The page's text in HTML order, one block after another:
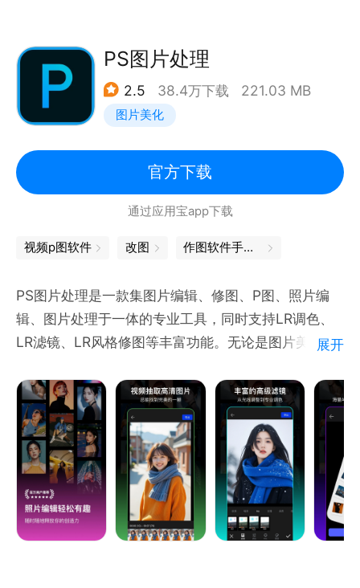
4.使用画笔进行绘画。
5.对图片的封闭区域进行着色填充。
6.按比例改变图片的大小。
7.把图片转换成jpeg，png或webp格式。
软件特点：
1.可以编辑大小超过屏幕的图片，用双指拖动来滚动图
2.可以同时打开两张图片，选择其中一张图片的区域，
3.调色板可以选择任意颜色。
4.支持撤销和重做。
PS图片处理
2.5 38.4万下载 221.03 MB
图片美化
官方下载
通过应用宝app下载
视频p图软件 改图 作图软件手机版
PS图片处理是一款集图片编辑、修图、P图、照片编
辑、图片处理于一体的专业工具，同时支持LR调色、
LR滤镜、LR风格修图等丰富功能。无论是图片美化、
改、视频提取、视频抽帧，都可以轻松完成。内置曝
光、对比度、饱和度、锐度、色调分离、色彩平衡等专
业调色工具，让手机也能体验专业级PS修图与LR调色
效果，满足日常修图、工作创作和社交分享等多种使用
场景。
核心功能体验
展开